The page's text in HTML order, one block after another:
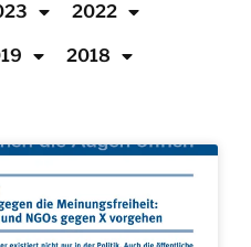
2022
2018